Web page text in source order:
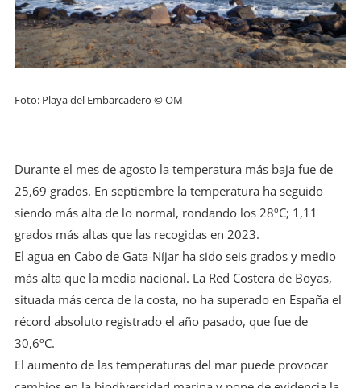
Foto: Playa del Embarcadero © OM
Durante el mes de agosto la temperatura más baja fue de
25,69 grados. En septiembre la temperatura ha seguido
siendo más alta de lo normal, rondando los 28ºC; 1,11
grados más altas que las recogidas en 2023.
El agua en Cabo de Gata-Níjar ha sido seis grados y medio
más alta que la media nacional. La Red Costera de Boyas,
situada más cerca de la costa, no ha superado en España el
récord absoluto registrado el año pasado, que fue de
30,6ºC.
El aumento de las temperaturas del mar puede provocar